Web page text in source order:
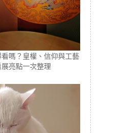
嗎？皇權、信仰與工藝
亮點一次整理